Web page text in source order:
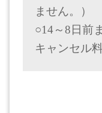
ません。）
○14～8日前
キャンセル